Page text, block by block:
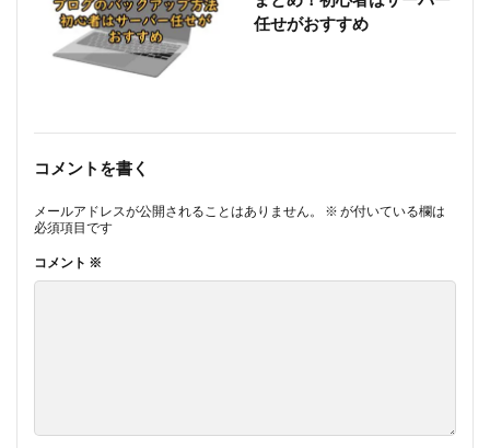
任せがおすすめ
コメントを書く
メールアドレスが公開されることはありません。 ※ が付いている欄は
必須項目です
コメント ※